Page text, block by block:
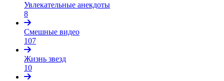
Увлекательные анекдоты
8
Смешные видео
107
Жизнь звезд
10